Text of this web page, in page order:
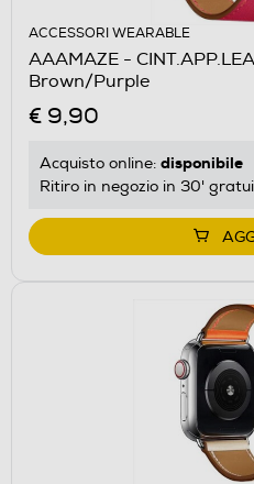
ACCESSORI WEARABLE
AAAMAZE -
Brown/Purple
€ 9,90
Acquisto online: disponibile
Ritiro in negozio in 30'